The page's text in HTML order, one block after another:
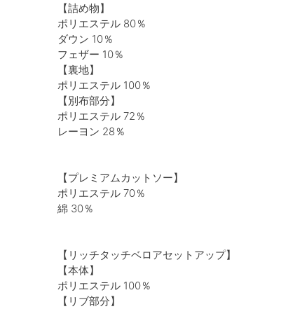
【詰め物】
ポリエステル 80％
ダウン 10％
フェザー 10％
【裏地】
ポリエステル 100％
【別布部分】
ポリエステル 72％
レーヨン 28％
【プレミアムカットソー】
ポリエステル 70％
綿 30％
【リッチタッチベロアセットアップ】
【本体】
ポリエステル 100％
【リブ部分】